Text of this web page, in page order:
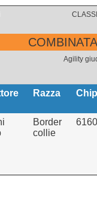
Agility
Razza Chip
Border
collie